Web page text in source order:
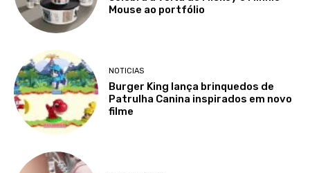
Mouse ao portfólio
NOTICIAS
Burger King lança brinquedos de
Patrulha Canina inspirados em novo
filme